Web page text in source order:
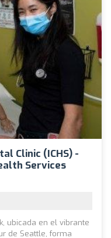
Clinic (ICHS) -
Services
ubicada en el vibrante
de Seattle, forma